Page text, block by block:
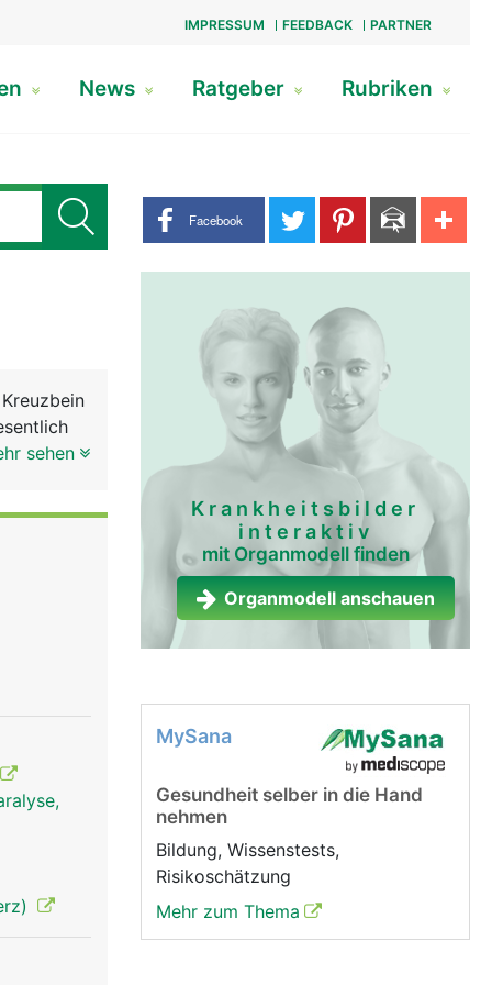
IMPRESSUM FEEDBACK PARTNER
News Ratgeber Rubriken
Share buttons
Facebook
sehen
Krankheitsbilder
interaktiv
mit Organmodell finden
Organmodell anschauen
MySana
Gesundheit selber in die Hand
nehmen
Bildung, Wissenstests,
Risikoschätzung
Mehr zum Thema